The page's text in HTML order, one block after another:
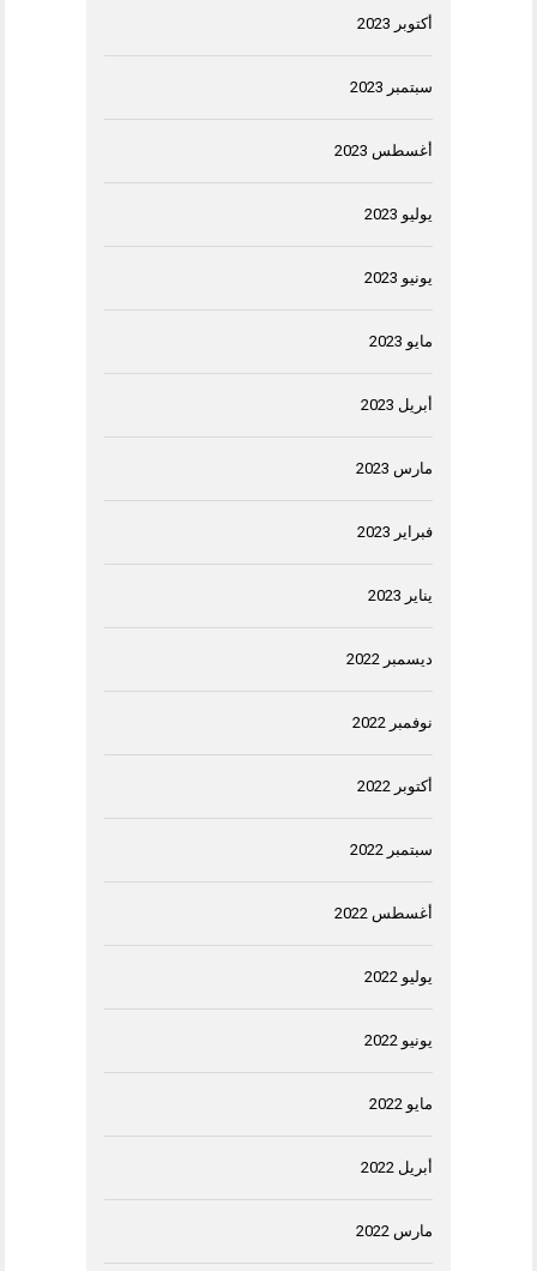
أكتوبر 2023
سبتمبر 2023
أغسطس 2023
يوليو 2023
يونيو 2023
مايو 2023
أبريل 2023
مارس 2023
فبراير 2023
يناير 2023
ديسمبر 2022
نوفمبر 2022
أكتوبر 2022
سبتمبر 2022
أغسطس 2022
يوليو 2022
يونيو 2022
مايو 2022
أبريل 2022
مارس 2022